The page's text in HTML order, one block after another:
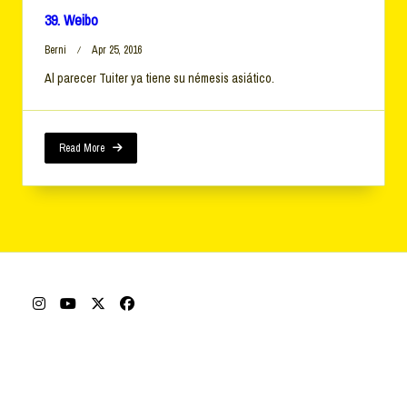
39. Weibo
Berni Apr 25, 2016
Al parecer Tuiter ya tiene su némesis asiático.
Read More